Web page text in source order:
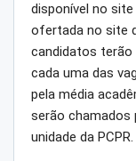
disponível no site
ofertada no site
candidatos terão
cada uma das
pela média
serão chamados
unidade da PCPR.